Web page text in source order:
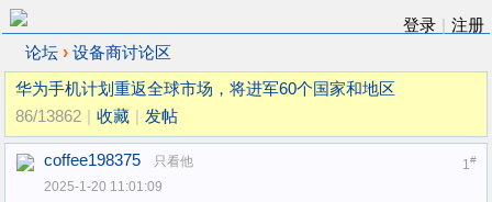
登录
注册
论坛 › 设备商讨论区
华为手机计划重返全球市场，将进军60个国家和地区
86/13862
收藏 发帖
1#
coffee198375
只看他
2025-1-20 11:01:09